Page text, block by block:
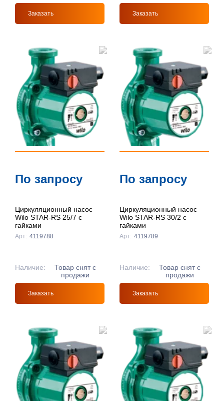
Заказать Заказать
По запросу
Циркуляционный насос
Wilo STAR-RS 25/7 с
гайками
Арт: 4119788
Наличие:
Товар снят с
продажи
Заказать
По запросу
Циркуляционный насос
Wilo STAR-RS 30/2 с
гайками
Арт: 4119789
Наличие:
Товар снят с
продажи
Заказать